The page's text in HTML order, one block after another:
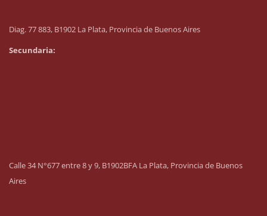
Diag. 77 883, B1902 La Plata, Provincia de Buenos Aires
Secundaria:
Calle 34 N°677 entre 8 y 9, B1902BFA La Plata, Provincia de Buenos
Aires